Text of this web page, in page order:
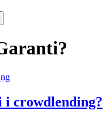
i crowdlending?